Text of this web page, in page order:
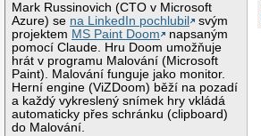
Mark Russinovich (CTO v Microsoft
Azure) se na LinkedIn pochlubil
svým
projektem MS Paint Doom
napsaným
pomocí Claude. Hru Doom umožňuje
hrát v programu Malování (Microsoft
Paint). Malování funguje jako monitor.
Herní engine (ViZDoom) běží na pozadí
a každý vykreslený snímek hry vkládá
automaticky přes schránku (clipboard)
do Malování.